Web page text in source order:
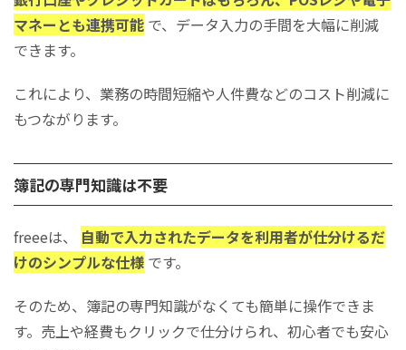
マネーとも連携可能 で、データ入力の手間を大幅に削減
できます。
これにより、業務の時間短縮や人件費などのコスト削減に
もつながります。
簿記の専門知識は不要
freeeは、 自動で入力されたデータを利用者が仕分けるだ
けのシンプルな仕様 です。
そのため、簿記の専門知識がなくても簡単に操作できま
す。売上や経費もクリックで仕分けられ、初心者でも安心